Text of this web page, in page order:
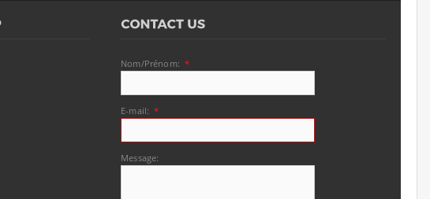
Nom/Prénom: *
E-mail: *
Message: